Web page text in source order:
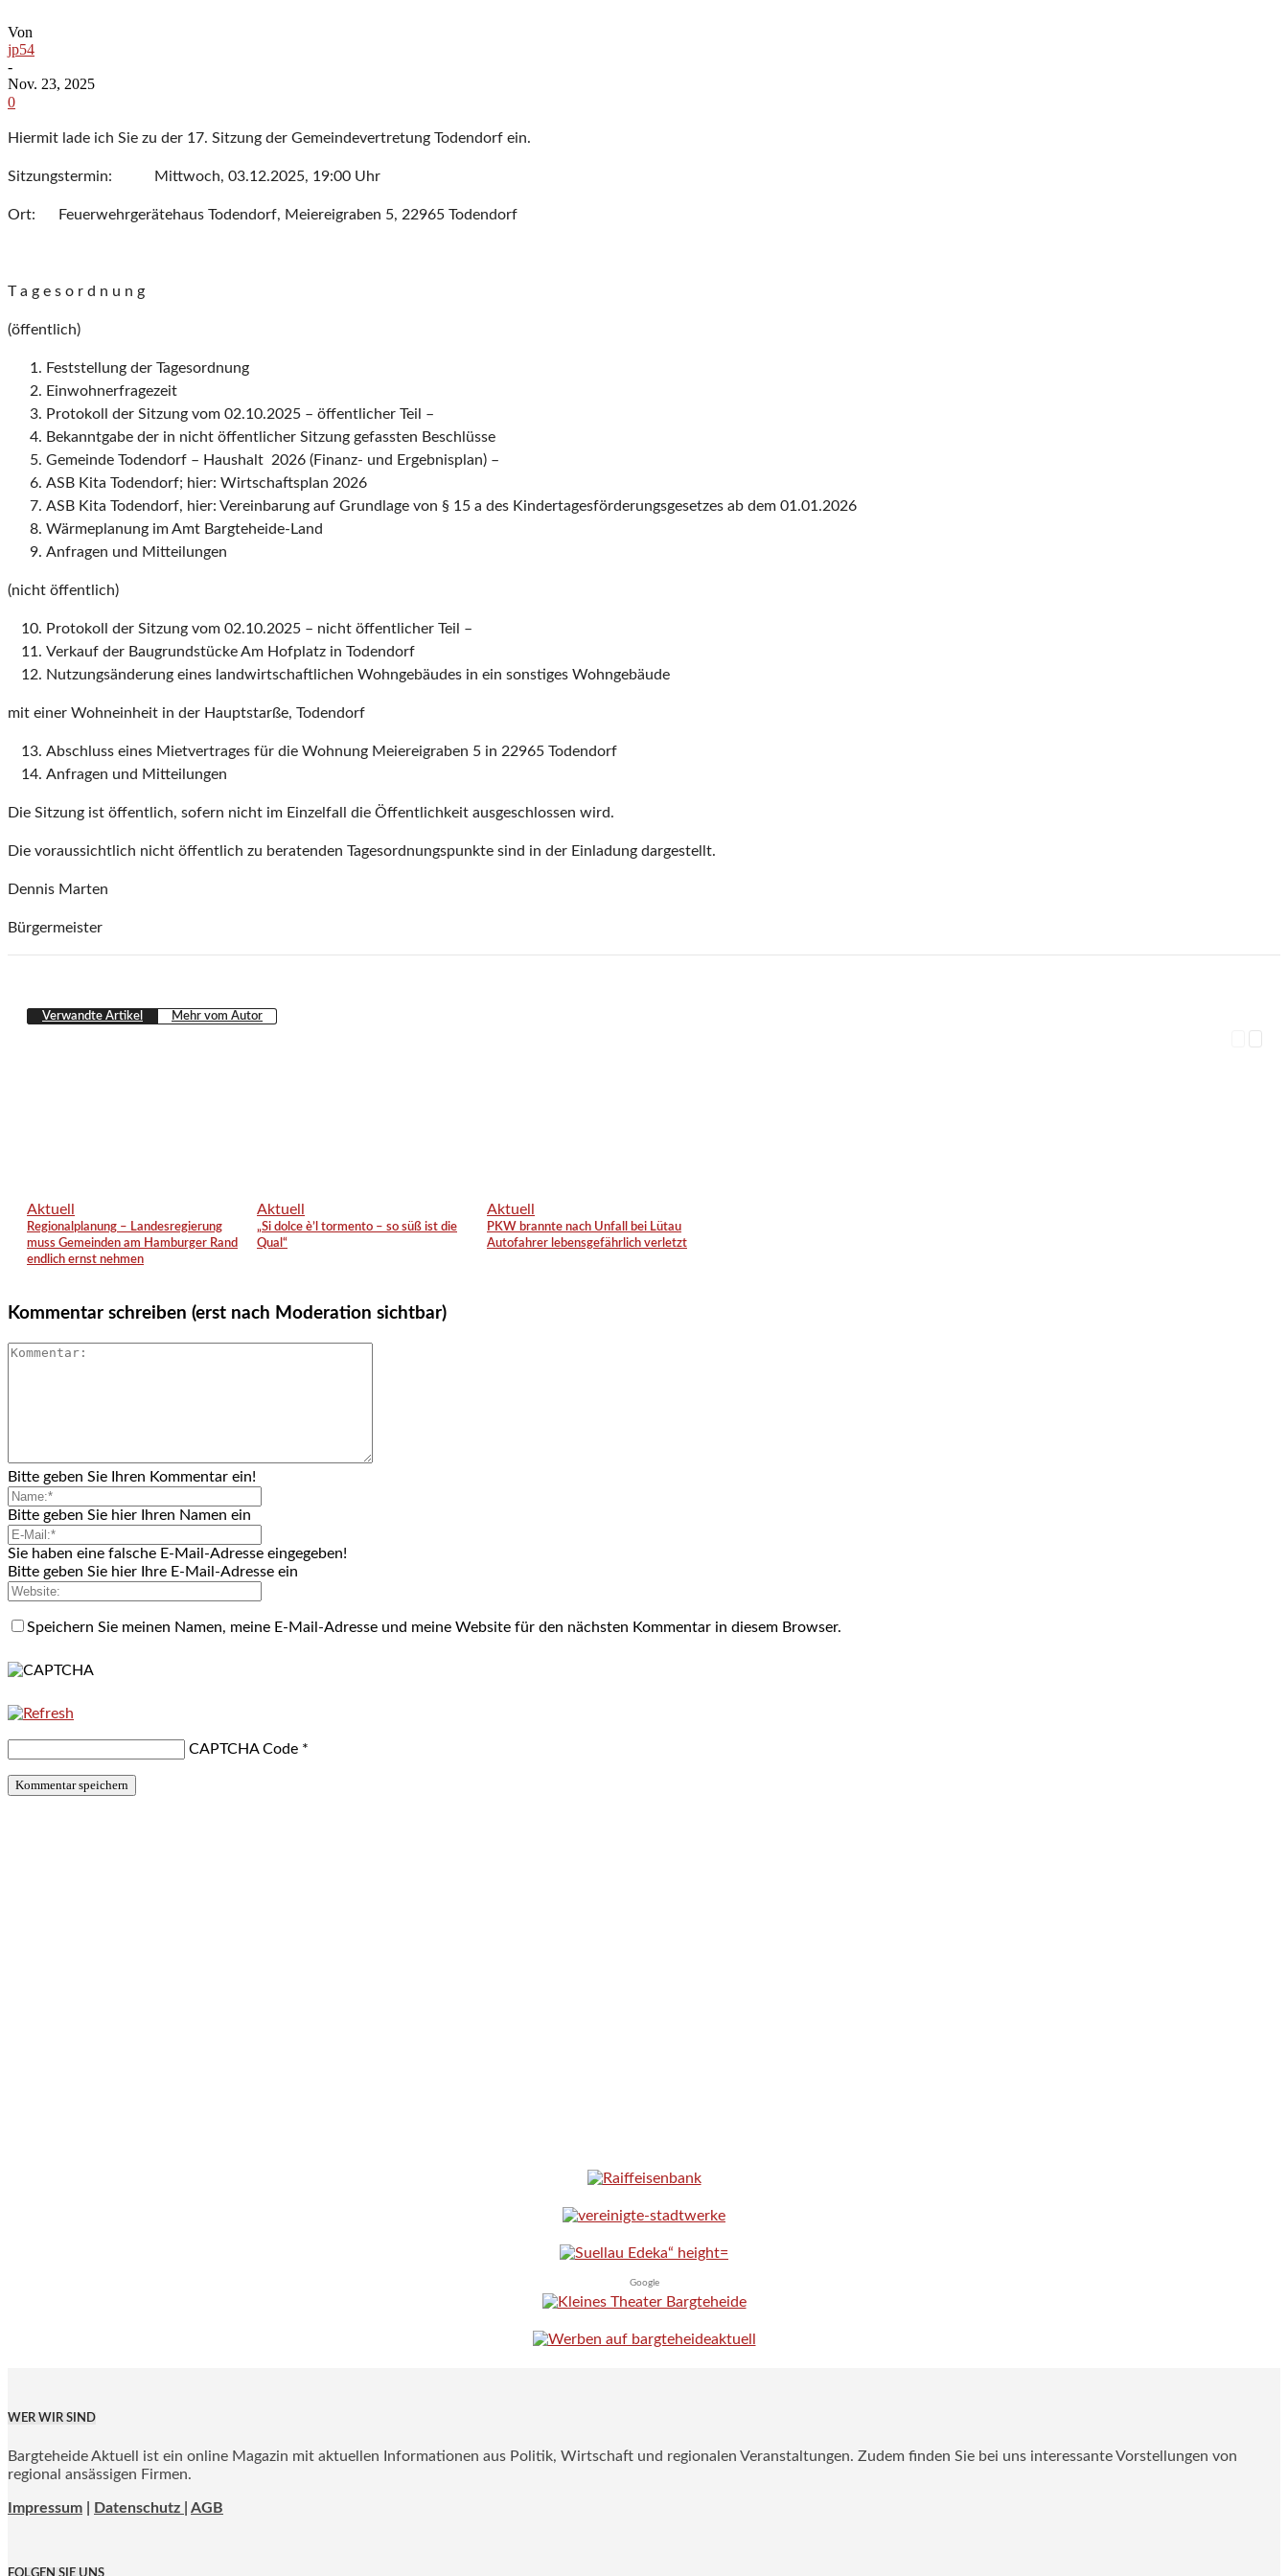
Von
jp54
-
Nov. 23, 2025
0
Hiermit lade ich Sie zu der 17. Sitzung der Gemeindevertretung Todendorf ein.
Sitzungstermin: Mittwoch, 03.12.2025, 19:00 Uhr
Ort: Feuerwehrgerätehaus Todendorf, Meiereigraben 5, 22965 Todendorf
T a g e s o r d n u n g
(öffentlich)
Feststellung der Tagesordnung
Einwohnerfragezeit
Protokoll der Sitzung vom 02.10.2025 – öffentlicher Teil –
Bekanntgabe der in nicht öffentlicher Sitzung gefassten Beschlüsse
Gemeinde Todendorf – Haushalt 2026 (Finanz- und Ergebnisplan) –
ASB Kita Todendorf; hier: Wirtschaftsplan 2026
ASB Kita Todendorf, hier: Vereinbarung auf Grundlage von § 15 a des Kindertagesförderungsgesetzes ab dem 01.01.2026
Wärmeplanung im Amt Bargteheide-Land
Anfragen und Mitteilungen
(nicht öffentlich)
Protokoll der Sitzung vom 02.10.2025 – nicht öffentlicher Teil –
Verkauf der Baugrundstücke Am Hofplatz in Todendorf
Nutzungsänderung eines landwirtschaftlichen Wohngebäudes in ein sonstiges Wohngebäude
mit einer Wohneinheit in der Hauptstarße, Todendorf
Abschluss eines Mietvertrages für die Wohnung Meiereigraben 5 in 22965 Todendorf
Anfragen und Mitteilungen
Die Sitzung ist öffentlich, sofern nicht im Einzelfall die Öffentlichkeit ausgeschlossen wird.
Die voraussichtlich nicht öffentlich zu beratenden Tagesordnungspunkte sind in der Einladung dargestellt.
Dennis Marten
Bürgermeister
Verwandte Artikel Mehr vom Autor
Aktuell
Regionalplanung – Landesregierung
muss Gemeinden am Hamburger Rand
endlich ernst nehmen
Aktuell
„Si dolce è’l tormento – so süß ist die
Qual“
Aktuell
PKW brannte nach Unfall bei Lütau
Autofahrer lebensgefährlich verletzt
Kommentar schreiben (erst nach Moderation sichtbar)
Bitte geben Sie Ihren Kommentar ein!
Bitte geben Sie hier Ihren Namen ein
Sie haben eine falsche E-Mail-Adresse eingegeben!
Bitte geben Sie hier Ihre E-Mail-Adresse ein
Speichern Sie meinen Namen, meine E-Mail-Adresse und meine Website für den nächsten Kommentar in diesem Browser.
CAPTCHA Code *
Google
WER WIR SIND
Bargteheide Aktuell ist ein online Magazin mit aktuellen Informationen aus Politik, Wirtschaft und regionalen Veranstaltungen. Zudem finden Sie bei uns interessante Vorstellungen von
regional ansässigen Firmen.
Impressum Datenschutz | AGB